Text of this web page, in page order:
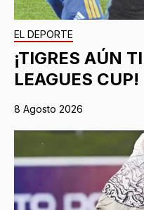
EL DEPORTE
¡TIGRES AÚN
LEAGUES CUP!
8 Agosto 2026